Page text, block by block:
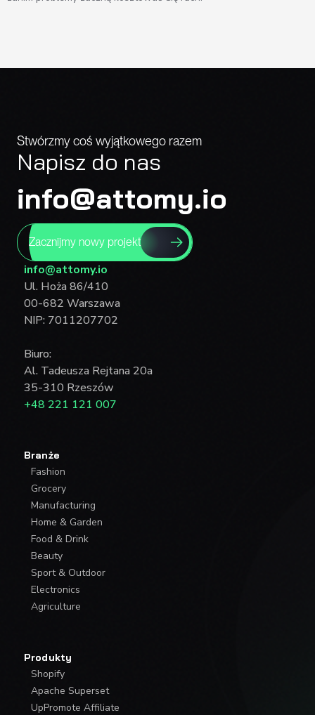
Stwórzmy coś wyjątkowego razem
Napisz do nas
info@attomy.io
Zacznijmy nowy projekt
info@attomy.io
Ul. Hoża 86/410
00-682 Warszawa
NIP: 7011207702
Biuro:
Al. Tadeusza Rejtana 20a
35-310 Rzeszów
+48 221 121 007
Branże
Fashion
Grocery
Manufacturing
Home & Garden
Food & Drink
Beauty
Sport & Outdoor
Electronics
Agriculture
Produkty
Shopify
Apache Superset
UpPromote Affiliate